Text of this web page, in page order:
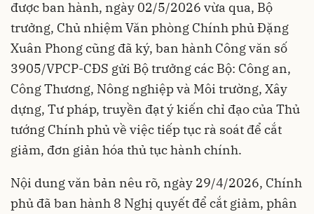
được ban hành, ngày 02/5/2026 vừa qua, Bộ
trưởng, Chủ nhiệm Văn phòng Chính phủ Đặng
Xuân Phong cũng đã ký, ban hành Công văn số
3905/VPCP-CĐS gửi Bộ trưởng các Bộ: Công an,
Công Thương, Nông nghiệp và Môi trường, Xây
dựng, Tư pháp, truyền đạt ý kiến chỉ đạo của Thủ
tướng Chính phủ về việc tiếp tục rà soát để cắt
giảm, đơn giản hóa thủ tục hành chính.
Nội dung văn bản nêu rõ, ngày 29/4/2026, Chính
phủ đã ban hành 8 Nghị quyết để cắt giảm, phân